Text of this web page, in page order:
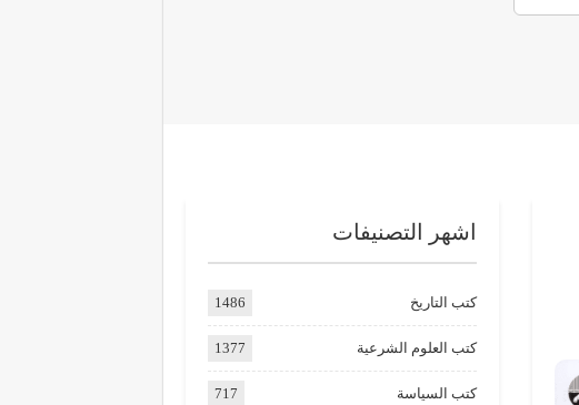
اشهر التصنيفات
كتب التاريخ 1486
كتب العلوم الشرعية 1377
كتب السياسة 717